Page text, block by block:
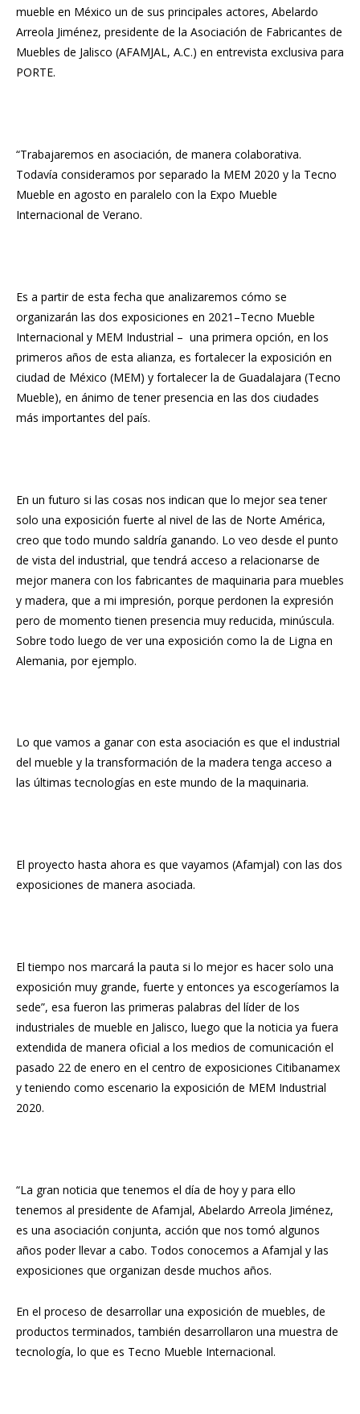
mueble en México un de sus principales actores, Abelardo
Arreola Jiménez, presidente de la Asociación de Fabricantes de
Muebles de Jalisco (AFAMJAL, A.C.) en entrevista exclusiva para
PORTE.
“Trabajaremos en asociación, de manera colaborativa.
Todavía consideramos por separado la MEM 2020 y la Tecno
Mueble en agosto en paralelo con la Expo Mueble
Internacional de Verano.
Es a partir de esta fecha que analizaremos cómo se
organizarán las dos exposiciones en 2021–Tecno Mueble
Internacional y MEM Industrial – una primera opción, en los
primeros años de esta alianza, es fortalecer la exposición en
ciudad de México (MEM) y fortalecer la de Guadalajara (Tecno
Mueble), en ánimo de tener presencia en las dos ciudades
más importantes del país.
En un futuro si las cosas nos indican que lo mejor sea tener
solo una exposición fuerte al nivel de las de Norte América,
creo que todo mundo saldría ganando. Lo veo desde el punto
de vista del industrial, que tendrá acceso a relacionarse de
mejor manera con los fabricantes de maquinaria para muebles
y madera, que a mi impresión, porque perdonen la expresión
pero de momento tienen presencia muy reducida, minúscula.
Sobre todo luego de ver una exposición como la de Ligna en
Alemania, por ejemplo.
Lo que vamos a ganar con esta asociación es que el industrial
del mueble y la transformación de la madera tenga acceso a
las últimas tecnologías en este mundo de la maquinaria.
El proyecto hasta ahora es que vayamos (Afamjal) con las dos
exposiciones de manera asociada.
El tiempo nos marcará la pauta si lo mejor es hacer solo una
exposición muy grande, fuerte y entonces ya escogeríamos la
sede”, esa fueron las primeras palabras del líder de los
industriales de mueble en Jalisco, luego que la noticia ya fuera
extendida de manera oficial a los medios de comunicación el
pasado 22 de enero en el centro de exposiciones Citibanamex
y teniendo como escenario la exposición de MEM Industrial
2020.
“La gran noticia que tenemos el día de hoy y para ello
tenemos al presidente de Afamjal, Abelardo Arreola Jiménez,
es una asociación conjunta, acción que nos tomó algunos
años poder llevar a cabo. Todos conocemos a Afamjal y las
exposiciones que organizan desde muchos años.
En el proceso de desarrollar una exposición de muebles, de
productos terminados, también desarrollaron una muestra de
tecnología, lo que es Tecno Mueble Internacional.